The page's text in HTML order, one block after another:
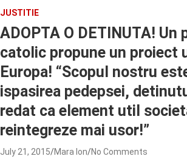
JUSTITIE
ADOPTA O DETINUTA! Un
catolic propune un proiect
Europa! “Scopul nostru
ispasirea pedepsei,
redat ca element util
reintegreze mai usor!”
July 21, 2015 Mara Ion No Comments